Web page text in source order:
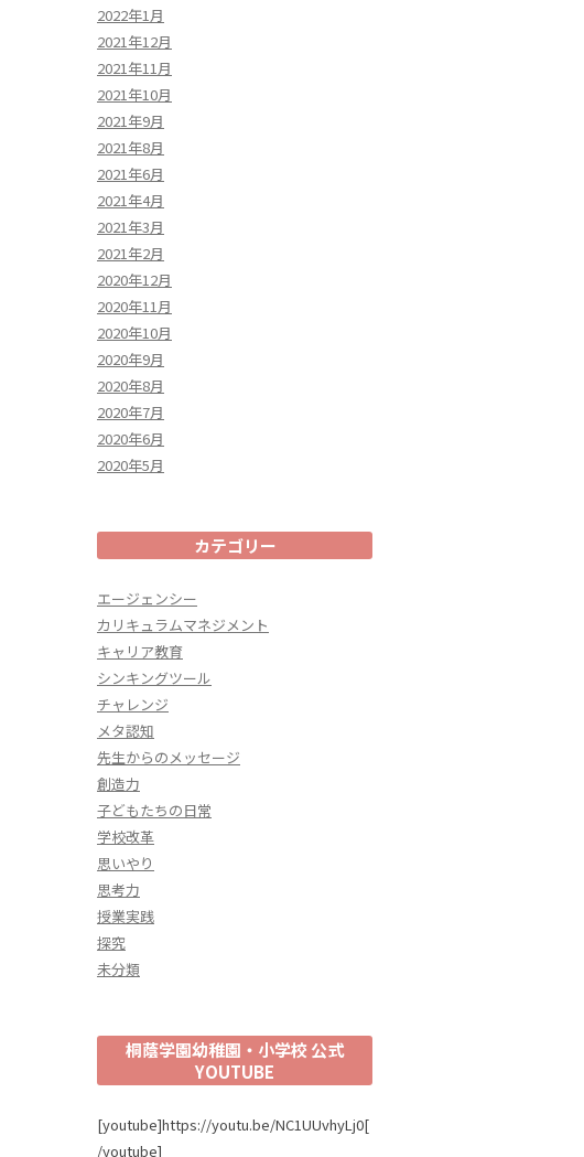
2022年1月
2021年12月
2021年11月
2021年10月
2021年9月
2021年8月
2021年6月
2021年4月
2021年3月
2021年2月
2020年12月
2020年11月
2020年10月
2020年9月
2020年8月
2020年7月
2020年6月
2020年5月
カテゴリー
エージェンシー
カリキュラムマネジメント
キャリア教育
シンキングツール
チャレンジ
メタ認知
先生からのメッセージ
創造力
子どもたちの日常
学校改革
思いやり
思考力
授業実践
探究
未分類
桐蔭学園幼稚園・小学校 公式
YOUTUBE
[youtube]https://youtu.be/NC1UUvhyLj0[
/youtube]